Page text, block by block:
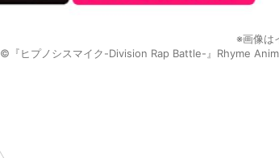
※画像は
©『ヒプノシスマイク-Division Rap Battle-』Rhyme